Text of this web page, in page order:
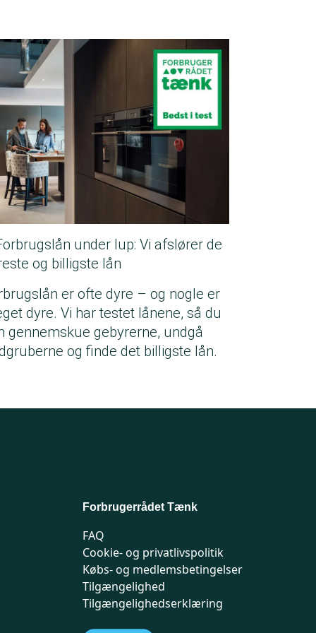
under lup: Vi afslører de
og billigste lån
er ofte dyre – og nogle er
dyre. Vi har testet lånene, så du
gennemskue gebyrerne, undgå
og finde det billigste lån.
Forbrugerrådet Tænk
FAQ
Cookie- og privatlivspolitik
Købs- og medlemsbetingelser
Tilgængelighed
Tilgængelighedserklæring